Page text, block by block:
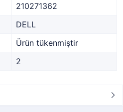
210271362
DELL
Ürün tükenmiştir
2